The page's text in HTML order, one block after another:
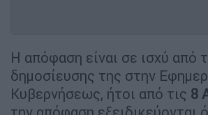
Η απόφαση είναι σε ισχύ από
δημοσίευσης της στην
Κυβερνήσεως, ήτοι από τις 8